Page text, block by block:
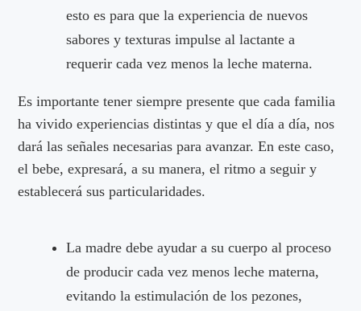
esto es para que la experiencia de nuevos
sabores y texturas impulse al lactante a
requerir cada vez menos la leche materna.
Es importante tener siempre presente que cada familia
ha vivido experiencias distintas y que el día a día, nos
dará las señales necesarias para avanzar. En este caso,
el bebe, expresará, a su manera, el ritmo a seguir y
establecerá sus particularidades.
La madre debe ayudar a su cuerpo al proceso
de producir cada vez menos leche materna,
evitando la estimulación de los pezones,